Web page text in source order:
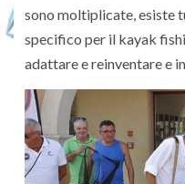
sono moltiplicate, esiste
specifico per il kayak
adattare e reinventare e